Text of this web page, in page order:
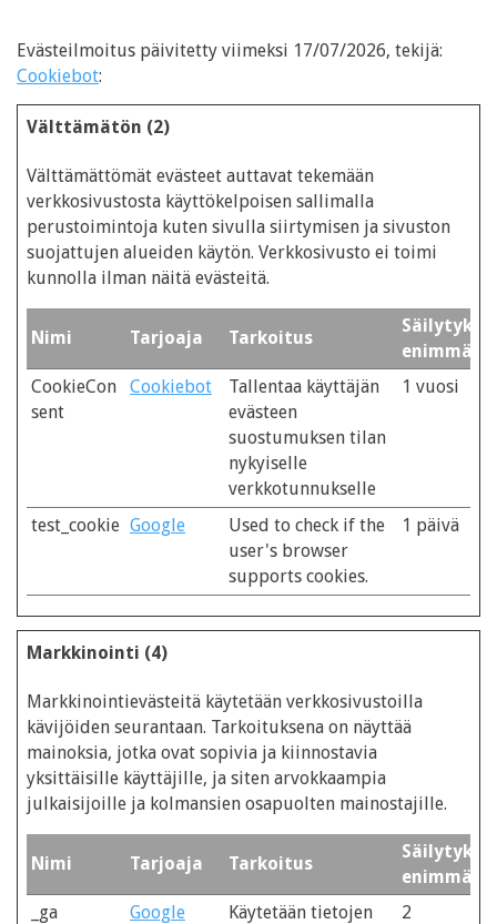
Evästeilmoitus päivitetty viimeksi 17/07/2026, tekijä:
Cookiebot:
Välttämätön (2)
Välttämättömät evästeet auttavat tekemään
verkkosivustosta käyttökelpoisen sallimalla
perustoimintoja kuten sivulla siirtymisen ja sivuston
suojattujen alueiden käytön. Verkkosivusto ei toimi
kunnolla ilman näitä evästeitä.
Nimi Tarjoaja Tarkoitus
CookieCon
sent
Cookiebot
Tallentaa käyttäjän
evästeen
suostumuksen tilan
nykyiselle
verkkotunnukselle
1 vuosi
test_cookie Google
Used to check if the
user's browser
supports cookies.
1 päivä
Markkinointi (4)
Markkinointievästeitä käytetään verkkosivustoilla
kävijöiden seurantaan. Tarkoituksena on näyttää
mainoksia, jotka ovat sopivia ja kiinnostavia
yksittäisille käyttäjille, ja siten arvokkaampia
julkaisijoille ja kolmansien osapuolten mainostajille.
Nimi Tarjoaja Tarkoitus
_ga
Google
Käytetään tietojen
2